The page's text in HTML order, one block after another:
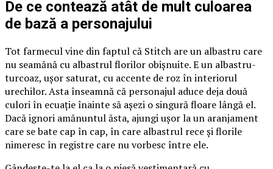
De ce contează atât de mult culoarea
de bază a personajului
Tot farmecul vine din faptul că Stitch are un albastru care
nu seamănă cu albastrul florilor obișnuite. E un albastru-
turcoaz, ușor saturat, cu accente de roz în interiorul
urechilor. Asta înseamnă că personajul aduce deja două
culori în ecuație înainte să așezi o singură floare lângă el.
Dacă ignori amănuntul ăsta, ajungi ușor la un aranjament
care se bate cap în cap, în care albastrul rece și florile
nimeresc în registre care nu vorbesc între ele.